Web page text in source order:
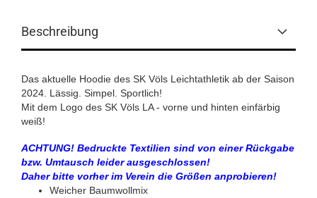
Beschreibung
Das aktuelle Hoodie des SK Völs Leichtathletik ab der Saison
2024. Lässig. Simpel. Sportlich!
Mit dem Logo des SK Völs LA - vorne und hinten einfärbig
weiß!
ACHTUNG! Bedruckte Textilien sind von einer Rückgabe
bzw. Umtausch leider ausgeschlossen!
Daher bitte vorher im Verein die Größen anprobieren!
Weicher Baumwollmix